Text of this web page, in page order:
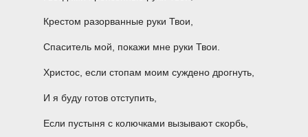
Крестом разорванные руки Твои,
Спаситель мой, покажи мне руки Твои.
Христос, если стопам моим суждено дрогнуть,
И я буду готов отступить,
Если пустыня с колючками вызывают скорбь,